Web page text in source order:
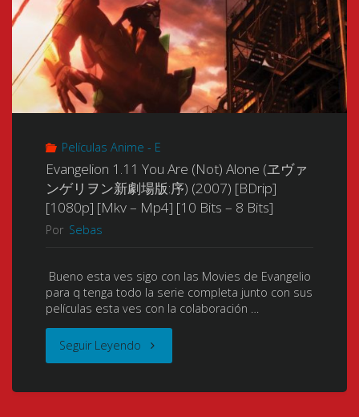
版:Q)
(2012)
[Mkv]
[10
(Not)
Advance
(ヱ
ァ
ン
ヲ
Películas Anime - E
Evangelion 1.11 You Are (Not) Alone (ヱヴァ
ンゲリヲン新劇場版:序) (2007) [BDrip]
[1080p] [Mkv – Mp4] [10 Bits – 8 Bits]
Por Sebas
Bueno esta ves sigo con las Movies de Evangelio
para q tenga todo la serie completa junto con sus
películas esta ves con la colaboración …
Seguir Leyendo "Evangelion